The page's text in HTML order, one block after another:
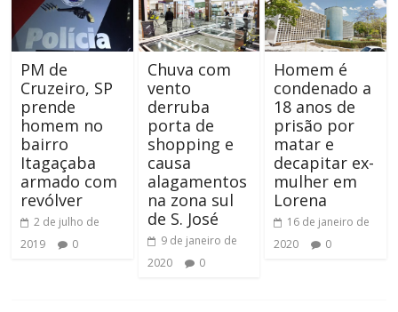
PM de
Cruzeiro, SP
prende
homem no
bairro
Itagaçaba
armado com
revólver
2 de julho de
2019
0
Chuva com
vento
derruba
porta de
shopping e
causa
alagamentos
na zona sul
de S. José
9 de janeiro de
2020
0
Homem é
condenado a
18 anos de
prisão por
matar e
decapitar ex-
mulher em
Lorena
16 de janeiro de
2020
0